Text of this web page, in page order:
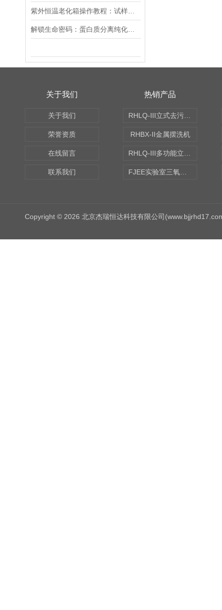
关于我们
关于我们
荣誉资质
在线留言
联系我们
热销产品
RHBX-II金属摆洗机
Copyright © 2026 北京杰瑞恒达科技有限公司